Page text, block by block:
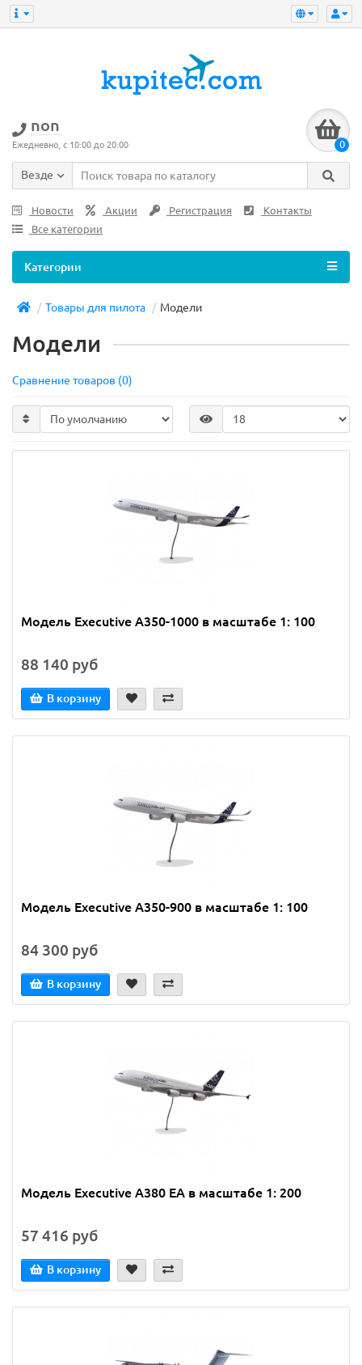
non
Ежедневно, с 10:00 до 20:00 0
Везде
Новости Акции Регистрация
Контакты
Все категории
Категории
Товары для пилота Модели
Модели
Сравнение товаров (0)
Модель Executive A350-1000 в масштабе 1: 100
88 140 руб
В корзину
Модель Executive A350-900 в масштабе 1: 100
84 300 руб
В корзину
Модель Executive A380 EA в масштабе 1: 200
57 416 руб
В корзину